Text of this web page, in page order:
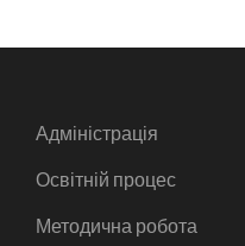
Адміністрація
Освітній процес
Методична робота